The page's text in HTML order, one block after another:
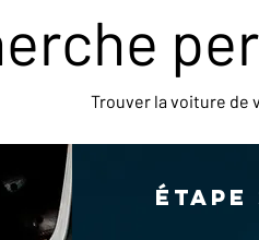
Trouver la voiture de
Étape